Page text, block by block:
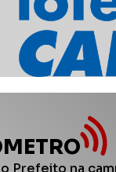
Prefeito na